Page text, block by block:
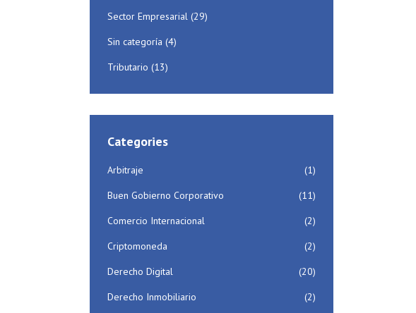
Sector Empresarial (29)
Sin categoría (4)
Tributario (13)
Categories
Arbitraje
(1)
Buen Gobierno Corporativo
(11)
Comercio Internacional
(2)
Criptomoneda
(2)
Derecho Digital
(20)
Derecho Inmobiliario
(2)